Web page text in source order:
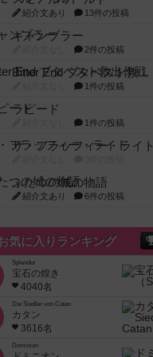
紹介文あり 13件の投稿
ギャンブラー
2件の投稿
Bitter End ブタペスト救出作戦
1件の投稿
ラピード
1件の投稿
ザ・フラッフィー・ライト
ふたつの城の物語
紹介文あり 6件の投稿
気に入りランキング
Splendor
宝石の煌き
4040名
Die Siedler von Catan
カタン
3616名
Dominion